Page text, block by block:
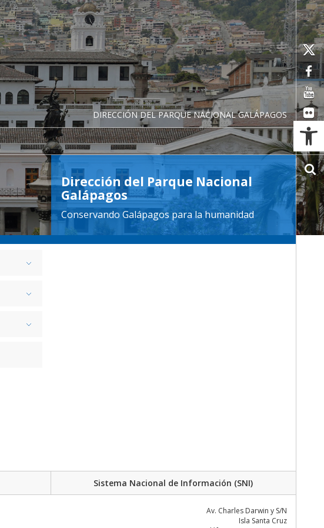
DIRECCIÓN DEL PARQUE NACIONAL GALÁPAGOS
Dirección del Parque Nacional
Galápagos
Conservando Galápagos para la humanidad
Sistema Nacional de Información (SNI)
Av. Charles Darwin y S/N
Isla Santa Cruz